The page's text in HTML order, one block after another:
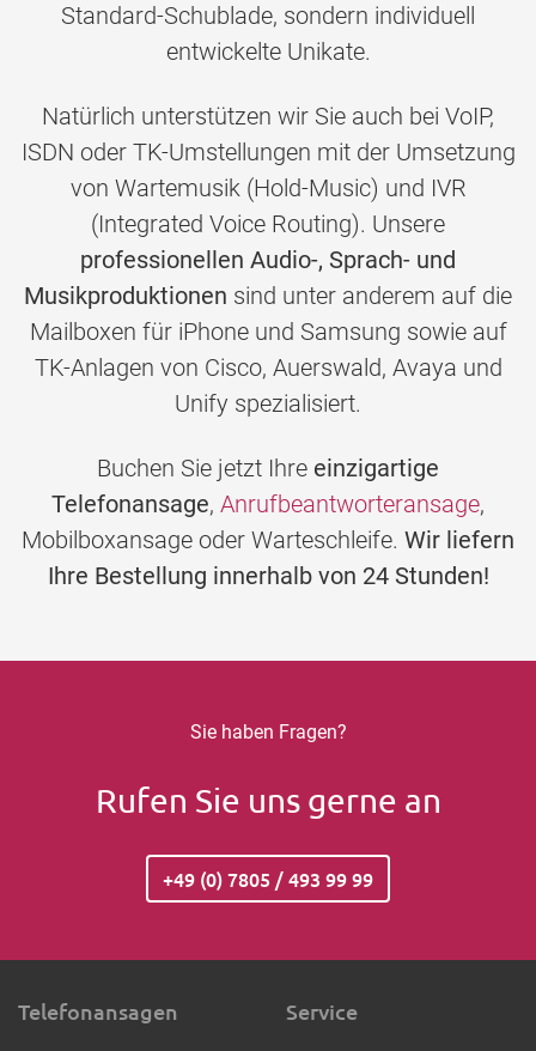
Standard-Schublade, sondern individuell
entwickelte Unikate.
Natürlich unterstützen wir Sie auch bei VoIP,
ISDN oder TK-Umstellungen mit der Umsetzung
von Wartemusik (Hold-Music) und IVR
(Integrated Voice Routing). Unsere
professionellen Audio-, Sprach- und
Musikproduktionen sind unter anderem auf die
Mailboxen für iPhone und Samsung sowie auf
TK-Anlagen von Cisco, Auerswald, Avaya und
Unify spezialisiert.
Buchen Sie jetzt Ihre einzigartige
Telefonansage, Anrufbeantworteransage,
Mobilboxansage oder Warteschleife. Wir liefern
Ihre Bestellung innerhalb von 24 Stunden!
Sie haben Fragen?
Rufen Sie uns gerne an
+49 (0) 7805 / 493 99 99
Telefonansagen Service